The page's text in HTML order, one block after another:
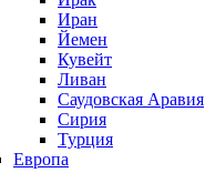
Иран
Йемен
Кувейт
Ливан
Саудовская Аравия
Сирия
Турция
Европа